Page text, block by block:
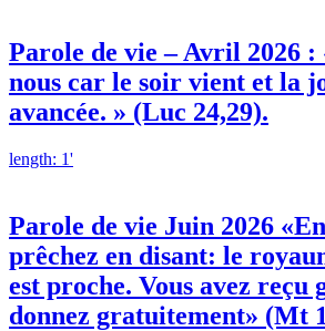
Parole de vie – Avril 2026 :
nous car le soir vient et la
avancée. » (Luc 24,29).
length: 1'
Parole de vie Juin 2026
prêchez en disant: le
est proche. Vous avez reçu
donnez gratuitement» (Mt